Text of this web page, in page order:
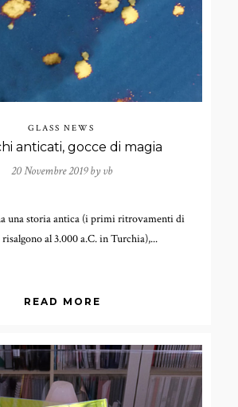
GLASS NEWS
anticati, gocce di magia
20 Novembre 2019 by vb
una storia antica (i primi ritrovamenti di
al 3.000 a.C. in Turchia),...
READ MORE